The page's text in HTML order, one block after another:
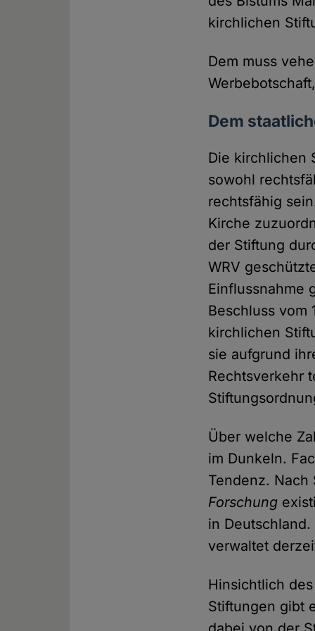
kirchlichen
Dem muss
Dem
Die kirchlichen
sowohl
rechtsfähig
Kirche
der Stiftung
WRV
Einflussnahme
Beschluss vom
kirchlichen
sie aufgrund
Rechtsverkehr
Über welche
im Dunkeln.
Tendenz. Nach
Forschung
in
verwaltet
Hinsichtlich
Stiftungen gibt